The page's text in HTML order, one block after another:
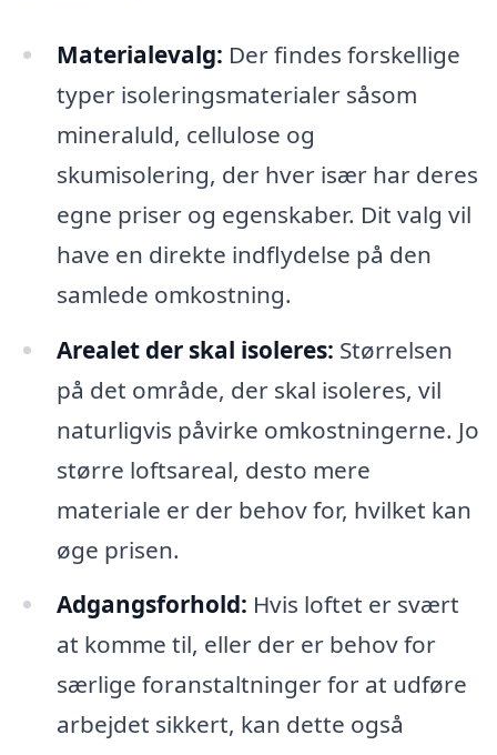
Materialevalg: Der findes forskellige
typer isoleringsmaterialer såsom
mineraluld, cellulose og
skumisolering, der hver især har deres
egne priser og egenskaber. Dit valg vil
have en direkte indflydelse på den
samlede omkostning.
Arealet der skal isoleres: Størrelsen
på det område, der skal isoleres, vil
naturligvis påvirke omkostningerne. Jo
større loftsareal, desto mere
materiale er der behov for, hvilket kan
øge prisen.
Adgangsforhold: Hvis loftet er svært
at komme til, eller der er behov for
særlige foranstaltninger for at udføre
arbejdet sikkert, kan dette også